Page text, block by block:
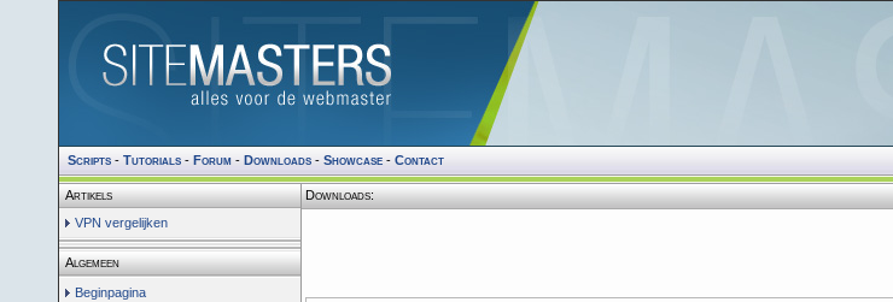
Scripts- Tutorials- Forum- Downloads- Showcase- Contact
Artikels
VPN vergelijken
Algemeen
Beginpagina
Downloads: